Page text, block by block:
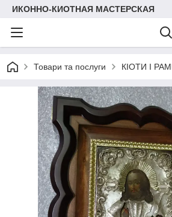
ИКОННО-КИОТНАЯ МАСТЕРСКАЯ
Товари та послуги КІОТИ І